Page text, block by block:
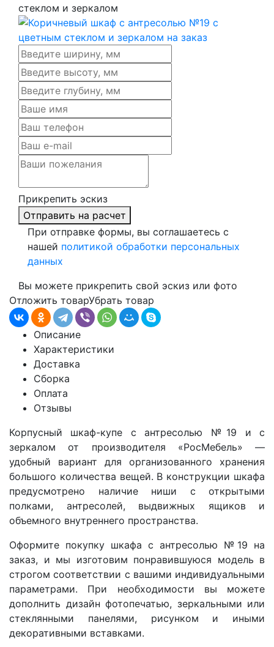
стеклом и зеркалом
Прикрепить эскиз
Отправить на расчет
При отправке формы, вы соглашаетесь с
нашей политикой обработки персональных
данных
Вы можете прикрепить свой эскиз или фото
Отложить товарУбрать товар
Описание
Характеристики
Доставка
Сборка
Оплата
Отзывы
Корпусный шкаф-купе с антресолью №19 и с
зеркалом от производителя «РосМебель» —
удобный вариант для организованного хранения
большого количества вещей. В конструкции шкафа
предусмотрено наличие ниши с открытыми
полками, антресолей, выдвижных ящиков и
объемного внутреннего пространства.
Оформите покупку шкафа с антресолью №19 на
заказ, и мы изготовим понравившуюся модель в
строгом соответствии с вашими индивидуальными
параметрами. При необходимости вы можете
дополнить дизайн фотопечатью, зеркальными или
стеклянными панелями, рисунком и иными
декоративными вставками.